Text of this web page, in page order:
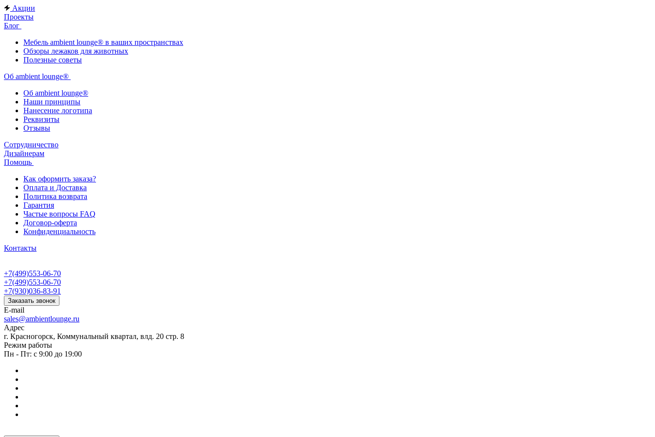
Акции
Проекты
Блог
Мебель ambient lounge® в ваших пространствах
Обзоры лежаков для животных
Полезные советы
Об ambient lounge®
Oб ambient lounge®
Наши принципы
Нанесение логотипа
Реквизиты
Отзывы
Сотрудничество
Дизайнерам
Помощь
Как оформить заказа?
Оплата и Доставка
Политика возврата
Гарантия
Частые вопросы FAQ
Договор-оферта
Конфиденциальность
Контакты
+7(499)553-06-70
+7(499)553-06-70
+7(930)036-83-91
Заказать звонок
E-mail
sales@ambientlounge.ru
Адрес
г. Красногорск, Коммунальный квартал, влд. 20 стр. 8
Режим работы
Пн - Пт: с 9:00 до 19:00